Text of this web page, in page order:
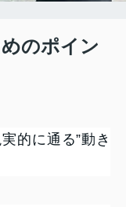
のポイン
的に通る”動き